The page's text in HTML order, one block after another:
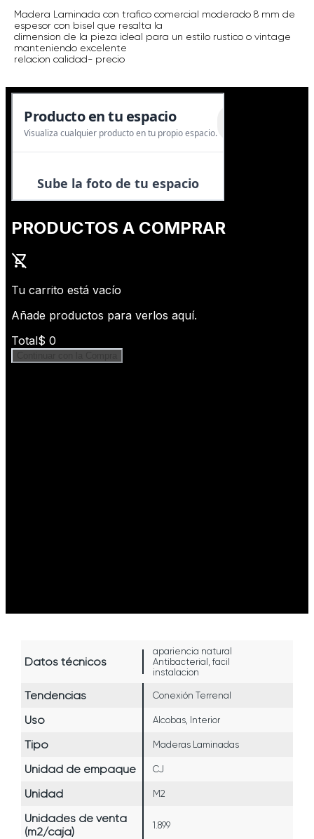
Madera Laminada con trafico comercial moderado 8 mm de
espesor con bisel que resalta la
dimension de la pieza ideal para un estilo rustico o vintage
manteniendo excelente
relacion calidad- precio
Datos técnicos
apariencia natural
Antibacterial, facil
instalacion
Tendencias Conexión Terrenal
Uso Alcobas, Interior
Tipo Maderas Laminadas
Unidad de empaque CJ
Unidad M2
Unidades de venta
(m2/caja)
1.899